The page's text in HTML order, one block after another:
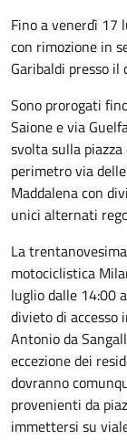
Fino a venerdì 17
con rimozione in
Garibaldi presso
Sono prorogati
Saione e via
svolta sulla
perimetro via
Maddalena con
unici alternati
La
motociclistica
luglio dalle 14:00
divieto di accesso
Antonio da
eccezione dei
dovranno
provenienti da
immettersi su